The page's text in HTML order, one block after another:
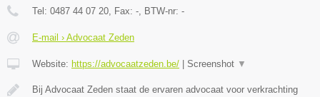
Tel: 0487 44 07 20, Fax: -, BTW-nr: -
E-mail › Advocaat Zeden
Website: https://advocaatzeden.be/ Screenshot ▼
Bij Advocaat Zeden staat de ervaren advocaat voor verkrachting